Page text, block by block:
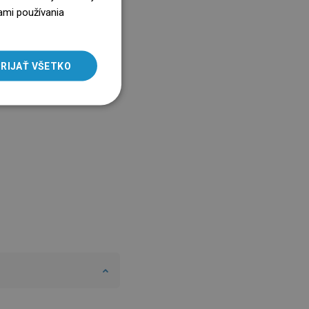
LITHUANIAN
ROMANIAN
používania
VŠETKO